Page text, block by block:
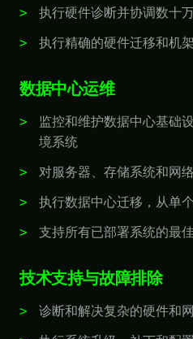
执行硬件诊断并协调数十
执行精确的硬件迁移和机
数据中心运维
监控和维护数据中心基础
境系统
对服务器、存储系统和网
执行数据中心迁移，从单
支持所有已部署系统的最
技术支持与故障排除
诊断和解决复杂的硬件和